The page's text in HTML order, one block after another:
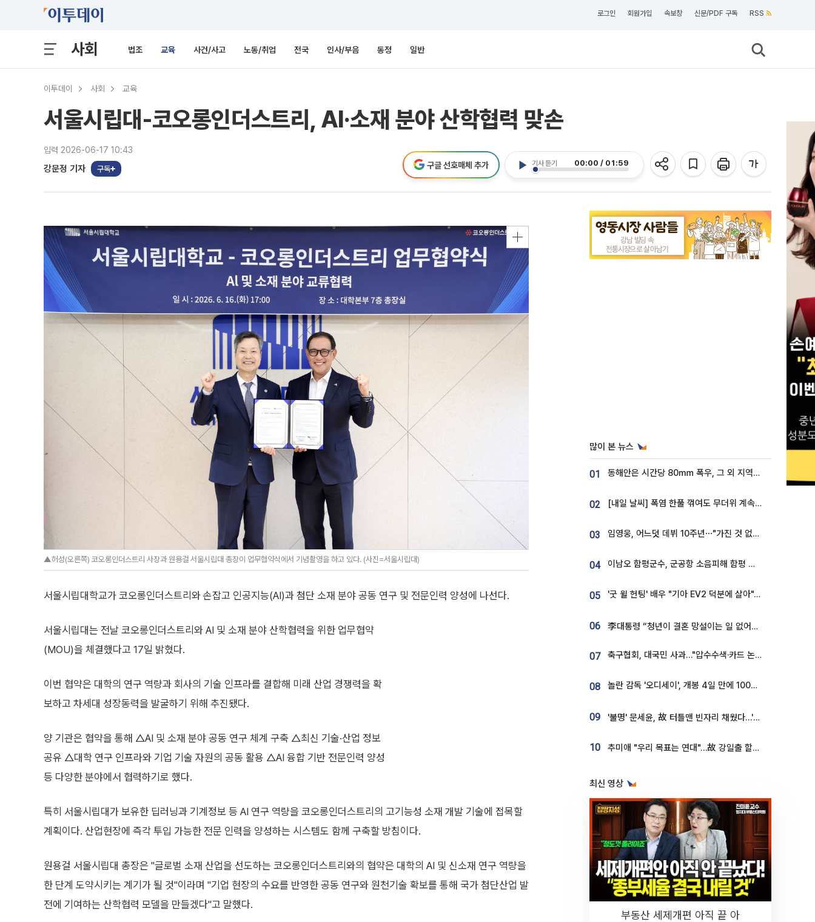
로그인 회원가입 속보창 신문/PDF 구독 RSS
사회 법조 교육 사건/사고 노동/취업 전국 인사/부음 동정 일반
이투데이 사회 교육
서울시립대-코오롱인더스트리, AI·소재 분야 산학협력 맞손
입력 2026-06-17 10:43
강문정 기자 구독
기사 듣기 00:00 / 01:59
구글 선호매체 추가
▲허성(오른쪽) 코오롱인더스트리 사장과 원용걸 서울시립대 총장이 업무협약식에서 기념촬영을 하고 있다. (사진=서울시립대)
서울시립대학교가 코오롱인더스트리와 손잡고 인공지능(AI)과 첨단 소재 분야 공동 연구 및 전문인력 양성에 나선다.
서울시립대는 전날 코오롱인더스트리와 AI 및 소재 분야 산학협력을 위한 업무협약
(MOU)을 체결했다고 17일 밝혔다.
이번 협약은 대학의 연구 역량과 회사의 기술 인프라를 결합해 미래 산업 경쟁력을 확
보하고 차세대 성장동력을 발굴하기 위해 추진됐다.
양 기관은 협약을 통해 △AI 및 소재 분야 공동 연구 체계 구축 △최신 기술·산업 정보
공유 △대학 연구 인프라와 기업 기술 자원의 공동 활용 △AI 융합 기반 전문인력 양성
등 다양한 분야에서 협력하기로 했다.
특히 서울시립대가 보유한 딥러닝과 기계정보 등 AI 연구 역량을 코오롱인더스트리의 고기능성 소재 개발 기술에 접목할
계획이다. 산업현장에 즉각 투입 가능한 전문 인력을 양성하는 시스템도 함께 구축할 방침이다.
원용걸 서울시립대 총장은 "글로벌 소재 산업을 선도하는 코오롱인더스트리와의 협약은 대학의 AI 및 신소재 연구 역량을
한 단계 도약시키는 계기가 될 것"이라며 "기업 현장의 수요를 반영한 공동 연구와 원천기술 확보를 통해 국가 첨단산업 발
전에 기여하는 산학협력 모델을 만들겠다"고 말했다.
많이 본 뉴스
01 동해안은 시간당 80㎜ 폭우, 그 외 지역은 폭염…‘극과 극 날씨’
02 [내일 날씨] 폭염 한풀 꺾여도 무더위 계속⋯동해안 이틀 연속 비
03 임영웅, 어느덧 데뷔 10주년⋯"가진 것 없던 시절, 내 앞엔 20명의 팬뿐"
04 이남오 함평군수, 군공항 소음피해 함평 보상 요구
05 '굿 윌 헌팅' 배우 "기아 EV2 덕분에 살아"…교통사고 후 안전성 극찬
06 李대통령 “청년이 결혼 망설이는 일 없어야...제도상 불이익 조사”
07 축구협회, 대국민 사과…"압수수색·카드 논란 사죄, 강도 높은 쇄신"
08 놀란 감독 '오디세이', 개봉 4일 만에 100만 돌파⋯'왕사남' 보다 빠르다
09 '불명' 문세윤, 故 터틀맨 빈자리 채웠다…'거북이' 눈물의 최종 우승
10 추미애 "우리 목표는 연대"…故 강일출 할머니 흉상 제막
최신 영상
부동산 세제개편 아직 끝 아